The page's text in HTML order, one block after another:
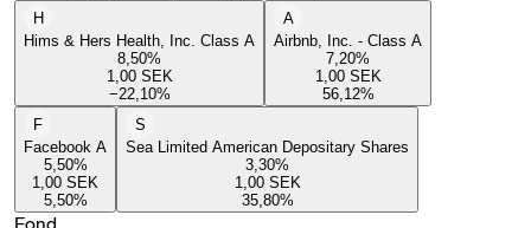
H
Hims & Hers Health, Inc. Class A
8,50%
1,00 SEK
−22,10%
A
Airbnb, Inc. - Class A
7,20%
1,00 SEK
56,12%
F
Facebook A
5,50%
1,00 SEK
5,50%
S
Sea Limited American Depositary Shares
3,30%
1,00 SEK
35,80%